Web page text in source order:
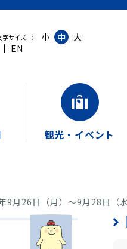
字サイズ ： 小 中
大
EN
観光・イベント
9月26日（月）～9月28日（